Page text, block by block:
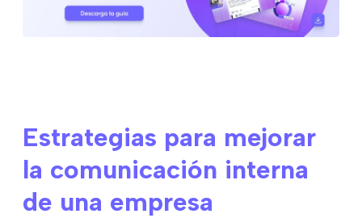
Estrategias para mejorar
la comunicación interna
de una empresa